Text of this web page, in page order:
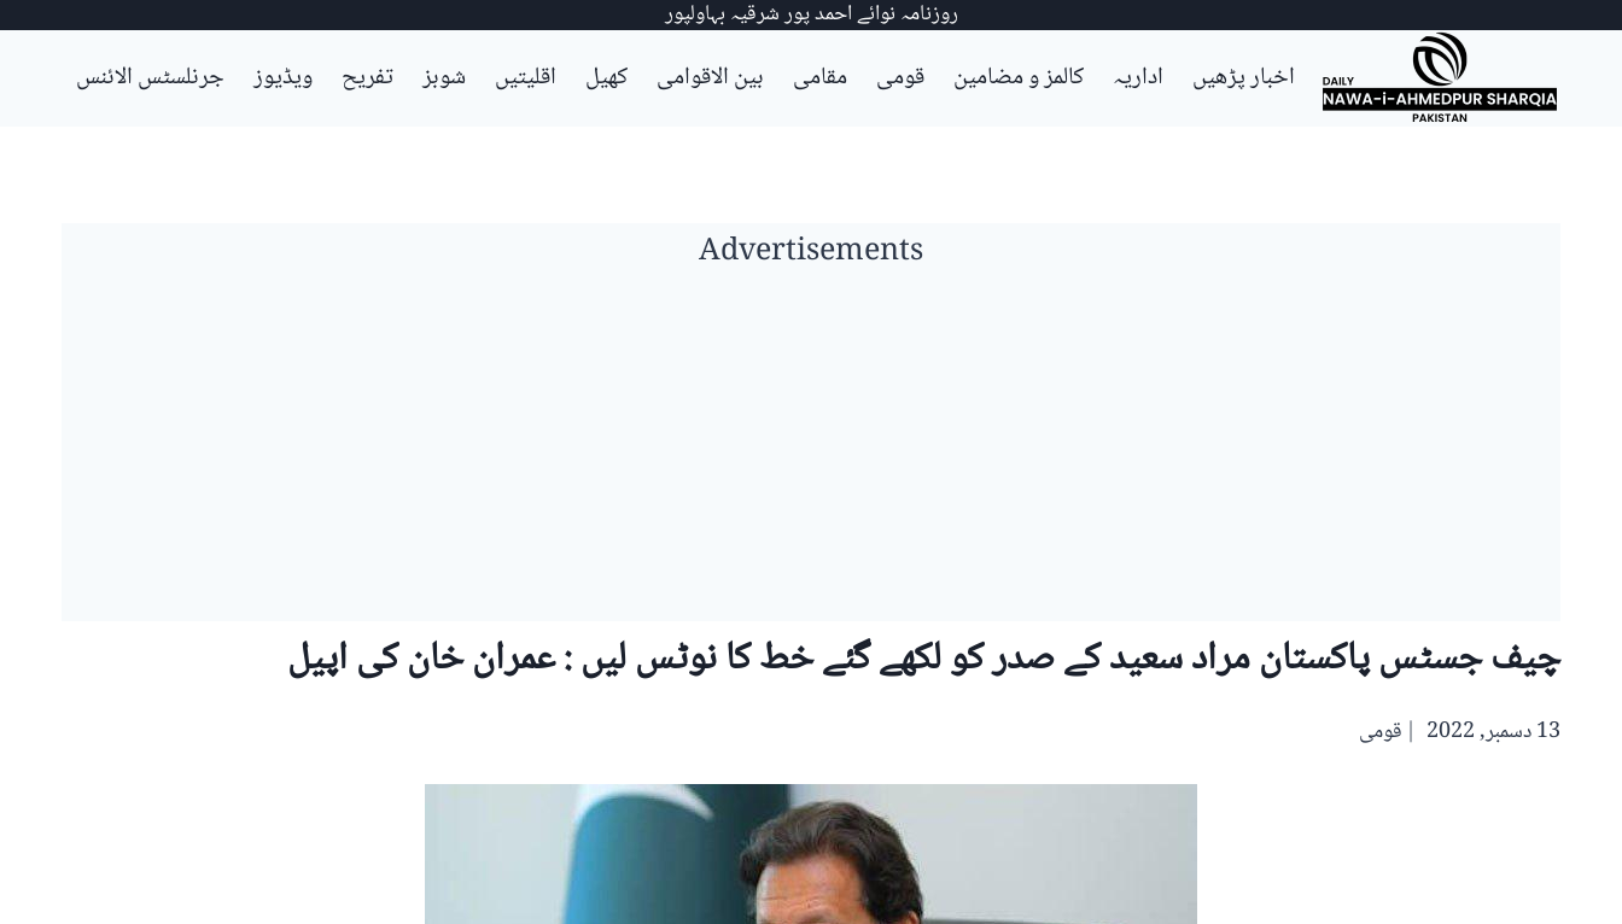
Skip
روزنامہ نوائے احمد پور شرقیہ بہاولپور
اخبار پڑھیں اداریہ کالمز و مضامین قومی مقامی بین الاقوامی کھیل اقلیتیں شوبز تفریح ویڈیوز جرنلسٹس الائنس
Advertisements
چیف جسٹس پاکستان مراد سعید کے صدر کو لکھے گئے خط کا نوٹس لیں : عمران خان کی اپیل
13 دسمبر, 2022 قومی